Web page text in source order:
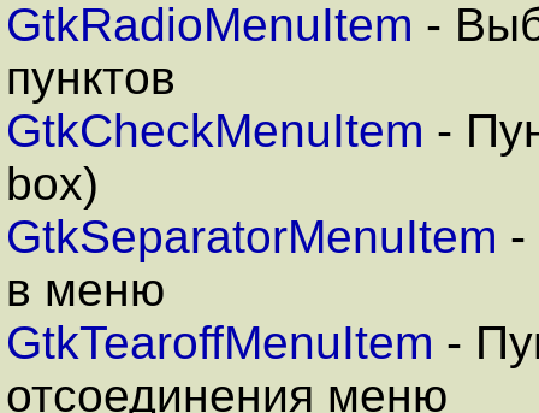
GtkRadioMenuItem -
пунктов
GtkCheckMenuItem -
box)
GtkSeparatorMenuItem -
в меню
GtkTearoffMenuItem -
отсоединения меню